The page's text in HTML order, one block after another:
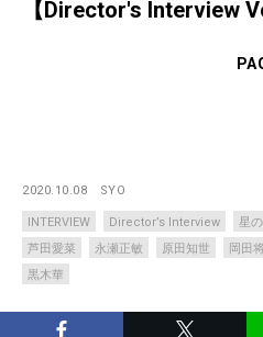
【Director's Interview
2020.10.08 SYO
INTERVIEW Director’s Interview 星
芦田愛菜
永瀬正敏 原田知世 岡田
黒木華